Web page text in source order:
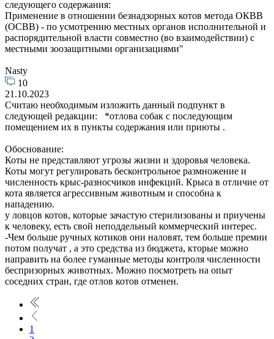
следующего содержания:
Применение в отношении безнадзорных котов метода ОКВВ
(ОСВВ) - по усмотрению местных органов исполнительной и
распорядительной власти совместно (во взаимодействии) с
местными зоозащитными организациями"
Nasty
10
21.10.2023
Считаю необходимым изложить данный подпункт в
следующей редакции: *отлова собак с последующим
помещением их в пункты содержания или приюты .
Обоснование:
Коты не представляют угрозы жизни и здоровья человека.
Коты могут регулировать бесконтрольное размножение и
численность крыс-разносчиков инфекций. Крыса в отличие от
кота является агрессивным животным и способна к
нападению.
у ловцов котов, которые зачастую стерилизованы и приучены
к человеку, есть свой неподдельный коммерческий интерес.
-Чем больше ручных котиков они наловят, тем больше премии
потом получат , а это средства из бюджета, кторые можно
направить на более гуманные методы контроля численности
беспризорных животных. Можно посмотреть на опыт
соседних стран, где отлов котов отменен.
1